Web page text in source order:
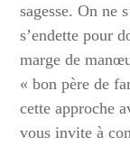
sagesse. On ne
s’endette pour
marge de
« bon père de
cette approche
vous invite à